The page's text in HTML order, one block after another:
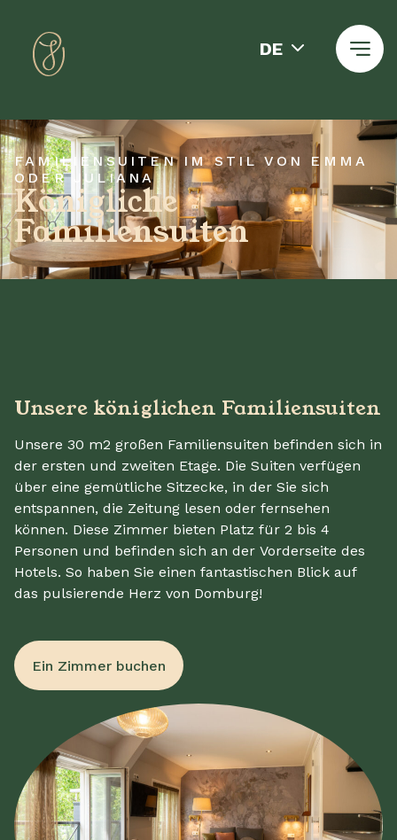
DE
FAMILIENSUITEN IM STIL VON EMMA
ODER JULIANA
Königliche
Familiensuiten
Unsere königlichen Familiensuiten
Unsere 30 m2 großen Familiensuiten befinden sich in
der ersten und zweiten Etage. Die Suiten verfügen
über eine gemütliche Sitzecke, in der Sie sich
entspannen, die Zeitung lesen oder fernsehen
können. Diese Zimmer bieten Platz für 2 bis 4
Personen und befinden sich an der Vorderseite des
Hotels. So haben Sie einen fantastischen Blick auf
das pulsierende Herz von Domburg!
Ein Zimmer buchen